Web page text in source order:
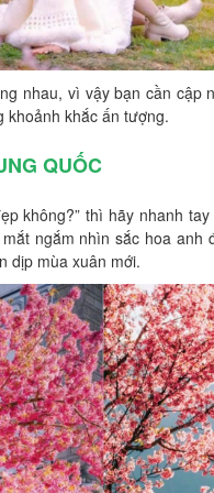
nhau, vì vậy bạn cần
khoảnh khắc ấn tượng.
QUỐC
không?” thì hãy nhanh
ngắm nhìn sắc hoa
dịp mùa xuân mới.